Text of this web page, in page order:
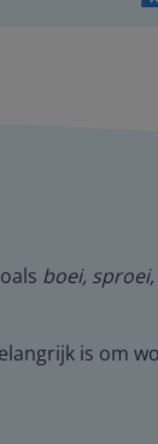
boei,
is om